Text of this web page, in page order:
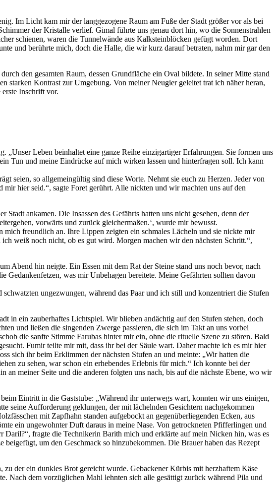
Im Licht kam mir der langgezogene Raum am Fuße der Stadt größer vor als bei
der Kristalle verlief. Gimal führte uns genau dort hin, wo die Sonnenstrahlen
schienen, waren die Tunnelwände aus Kalksteinblöcken gefügt worden. Dort
und berührte mich, doch die Halle, die wir kurz darauf betraten, nahm mir gar den
den gesamten Raum, dessen Grundfläche ein Oval bildete. In seiner Mitte stand
starken Kontrast zur Umgebung. Von meiner Neugier geleitet trat ich näher heran,
Inschrift vor.
„Unser Leben beinhaltet eine ganze Reihe einzigartiger Erfahrungen. Sie formen uns
Tun und meine Eindrücke auf mich wirken lassen und hinterfragen soll. Ich kann
seien, so allgemeingültig sind diese Worte. Nehmt sie euch zu Herzen. Jeder von
hier seid.“, sagte Foret gerührt. Alle nickten und wir machten uns auf den
ankamen. Die Insassen des Gefährts hatten uns nicht gesehen, denn der
vorwärts und zurück gleichermaßen.‘, wurde mir bewusst.
freundlich an. Ihre Lippen zeigten ein schmales Lächeln und sie nickte mir
weiß noch nicht, ob es gut wird. Morgen machen wir den nächsten Schritt.“,
Abend hin neigte. Ein Essen mit dem Rat der Steine stand uns noch bevor, nach
was mir Unbehagen bereitete. Meine Gefährten sollten davon
ungezwungen, während das Paar und ich still und konzentriert die Stufen
in ein zauberhaftes Lichtspiel. Wir blieben andächtig auf den Stufen stehen, doch
und ließen die singenden Zwerge passieren, die sich im Takt an uns vorbei
die sanfte Stimme Farubas hinter mir ein, ohne die rituelle Szene zu stören. Bald
Fumir teilte mir mit, dass ihr bei der Säule wart. Daher machte ich es mir hier
sich ihr beim Erklimmen der nächsten Stufen an und meinte: „Wir hatten die
zu sehen, war schon ein erhebendes Erlebnis für mich.“ Ich konnte bei der
meiner Seite und die anderen folgten uns nach, bis auf die nächste Ebene, wo wir
Eintritt in die Gaststube: „Während ihr unterwegs wart, konnten wir uns einigen,
seine Aufforderung geklungen, der mit lächelnden Gesichtern nachgekommen
mit Zapfhahn standen aufgebockt an gegenüberliegenden Ecken, aus
ein ungewohnter Duft daraus in meine Nase. Von getrockneten Pfifferlingen und
Daril?“, fragte die Technikerin Barith mich und erklärte auf mein Nicken hin, was es
um den Geschmack so hinzubekommen. Die Brauer haben das Rezept
zu der ein dunkles Brot gereicht wurde. Gebackener Kürbis mit herzhaftem Käse
Nach dem vorzüglichen Mahl lehnten sich alle gesättigt zurück während Pila und